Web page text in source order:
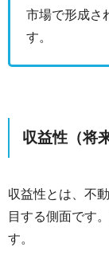
市場で形成さ
す。
収益性（将
収益性とは、不
目する側面です
す。